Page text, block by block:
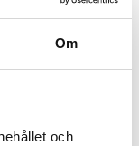
Om
och
–
på